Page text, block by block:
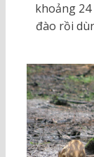
khoảng
đào rồi